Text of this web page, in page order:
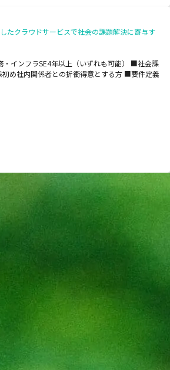
たクラウドサービスで社会の課題解決に寄与す
インフラSE4年以上（いずれも可能） ■社会課
め社内関係者との折衝得意とする方 ■要件定義